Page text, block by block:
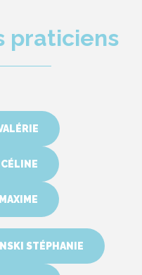
praticiens
STÉPHANIE